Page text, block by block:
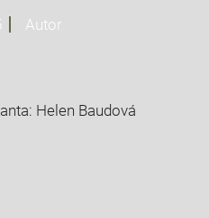
Autor
Helen Baudová